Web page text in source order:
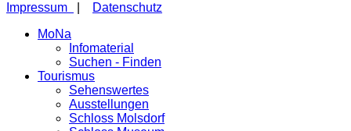
Impressum
Datenschutz
MoNa
Infomaterial
Suchen - Finden
Tourismus
Sehenswertes
Ausstellungen
Schloss Molsdorf